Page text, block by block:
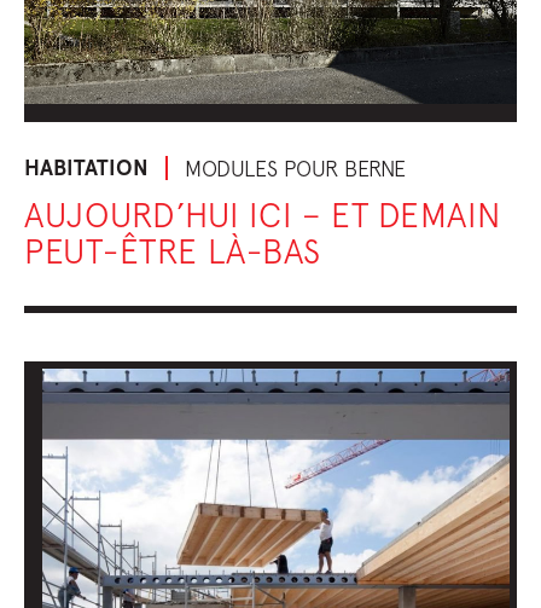
HABITATION MODULES POUR BERNE
AUJOURD’HUI ICI – ET DEMAIN
PEUT-ÊTRE LÀ-BAS